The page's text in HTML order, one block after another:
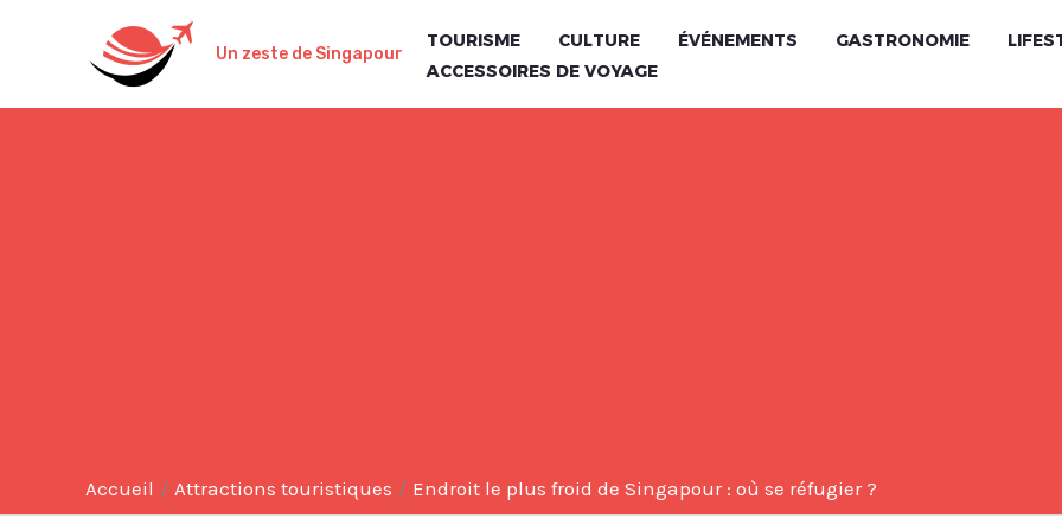
Un zeste de Singapour
TOURISME CULTURE ÉVÉNEMENTS GASTRONOMIE
ACCESSOIRES DE VOYAGE
Accueil Attractions touristiques Endroit le plus froid de Singapour : où se réfugier ?